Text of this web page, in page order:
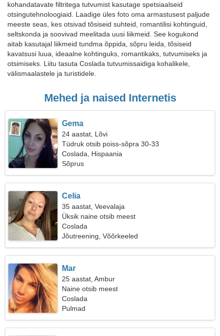
kohandatavate filtritega tutvumist kasutage spetsiaalseid
otsingutehnoloogiaid. Laadige üles foto oma armastusest paljude
meeste seas, kes otsivad tõsiseid suhteid, romantilisi kohtinguid,
seltskonda ja soovivad meelitada uusi liikmeid. See kogukond
aitab kasutajal liikmeid tundma õppida, sõpru leida, tõsiseid
kavatsusi luua, ideaalne kohtinguks, romantikaks, tutvumiseks ja
otsimiseks. Liitu tasuta Coslada tutvumissaidiga kohalikele,
välismaalastele ja turistidele.
Mehed ja naised Internetis
Gema
24 aastat, Lõvi
Tüdruk otsib poiss-sõpra 30-33
Coslada, Hispaania
Sõprus
Celia
35 aastat, Veevalaja
Üksik naine otsib meest
Coslada
Jõutreening, Võõrkeeled
Mar
25 aastat, Ambur
Naine otsib meest
Coslada
Pulmad